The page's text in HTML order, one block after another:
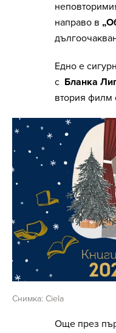
направо в
Едно е
с Бланка
втория филм
Снимка: Ciela
Още през